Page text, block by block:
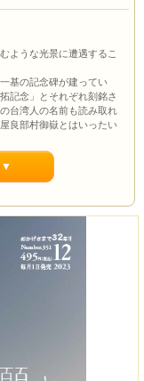
ような光景に遭遇するこ
基の記念碑が建ってい
記念」とそれぞれ刻銘さ
台湾人の名前も読み取れ
良部村御嶽とはいったい
立ち入ることはできませ
て誤りがございました。
詫び申し上げ、訂正いた
▼